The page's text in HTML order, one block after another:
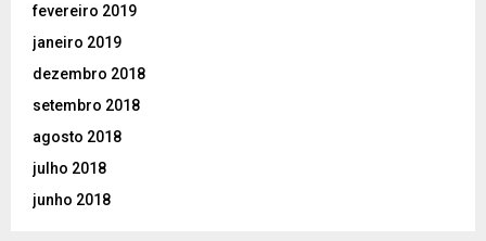
fevereiro 2019
janeiro 2019
dezembro 2018
setembro 2018
agosto 2018
julho 2018
junho 2018